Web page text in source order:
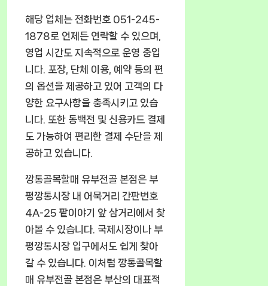
해당 업체는 전화번호 051-245-
1878로 언제든 연락할 수 있으며,
영업 시간도 지속적으로 운영 중입
니다. 포장, 단체 이용, 예약 등의 편
의 옵션을 제공하고 있어 고객의 다
양한 요구사항을 충족시키고 있습
니다. 또한 동백전 및 신용카드 결제
도 가능하여 편리한 결제 수단을 제
공하고 있습니다.
깡통골목할매 유부전골 본점은 부
평깡통시장 내 어묵거리 간판번호
4A-25 팥이야기 앞 삼거리에서 찾
아볼 수 있습니다. 국제시장이나 부
평깡통시장 입구에서도 쉽게 찾아
갈 수 있습니다. 이처럼 깡통골목할
매 유부전골 본점은 부산의 대표적